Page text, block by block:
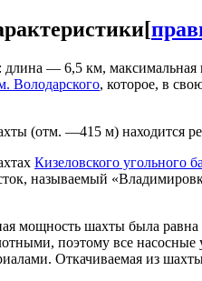
[
длина — 6,5 км,
Володарского, которое, в
(отм. —415 м) находится
Кизеловского угольного
называемый
мощность шахты была
поэтому все
Откачиваемая из